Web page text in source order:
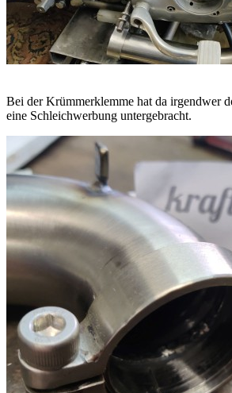
Bei der Krümmerklemme hat da irgendwer
eine Schleichwerbung untergebracht.